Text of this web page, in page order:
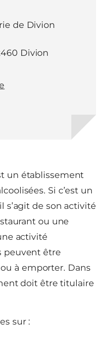
un établissement
Si c’est un
s’agit de son activité
ou une
activité
peuvent être
à emporter. Dans
doit être titulaire
sur :
de Divion
Divion